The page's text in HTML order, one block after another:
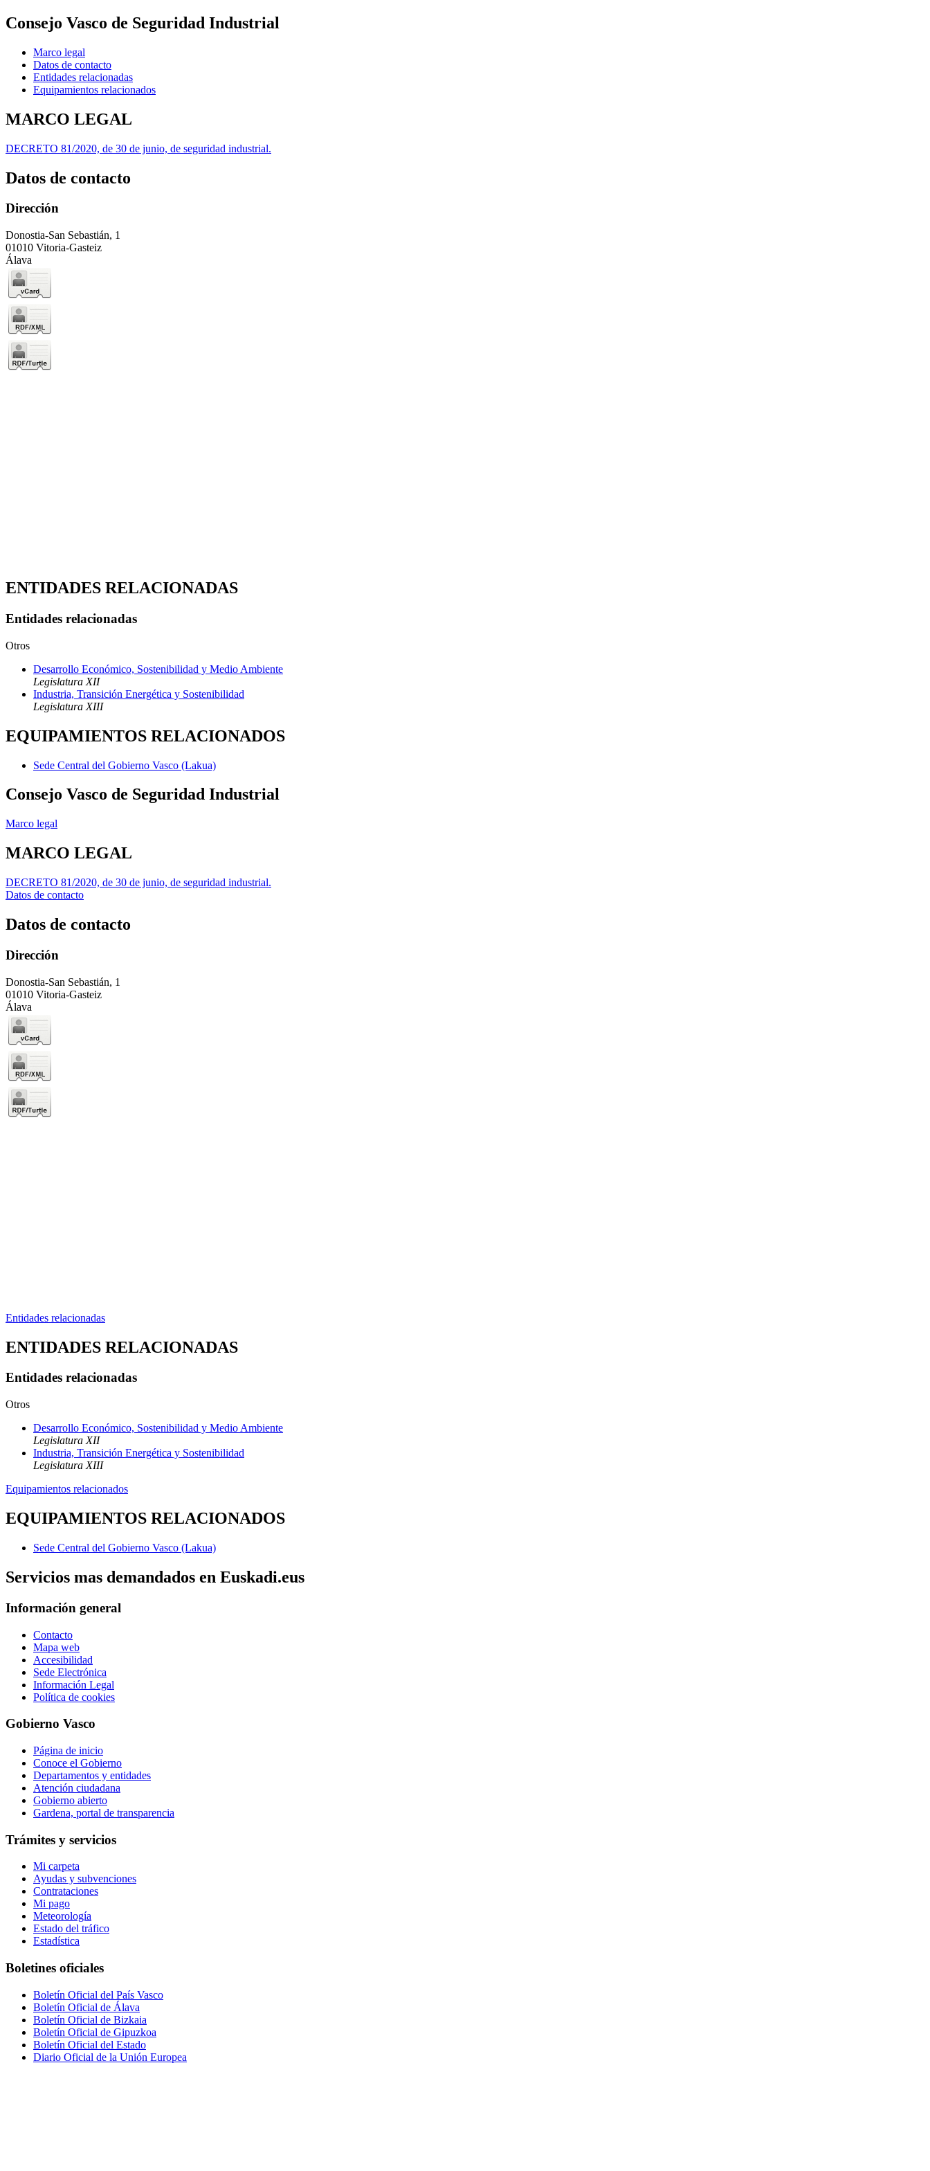
Consejo Vasco de Seguridad Industrial
Marco legal
Datos de contacto
Entidades relacionadas
Equipamientos relacionados
MARCO LEGAL
DECRETO 81/2020, de 30 de junio, de seguridad industrial.
Datos de contacto
Dirección
Donostia-San Sebastián, 1
01010 Vitoria-Gasteiz
Álava
ENTIDADES RELACIONADAS
Entidades relacionadas
Otros
Desarrollo Económico, Sostenibilidad y Medio Ambiente
Legislatura XII
Industria, Transición Energética y Sostenibilidad
Legislatura XIII
EQUIPAMIENTOS RELACIONADOS
Sede Central del Gobierno Vasco (Lakua)
Consejo Vasco de Seguridad Industrial
Marco legal
MARCO LEGAL
DECRETO 81/2020, de 30 de junio, de seguridad industrial.
Datos de contacto
Datos de contacto
Dirección
Donostia-San Sebastián, 1
01010 Vitoria-Gasteiz
Álava
Entidades relacionadas
ENTIDADES RELACIONADAS
Entidades relacionadas
Otros
Desarrollo Económico, Sostenibilidad y Medio Ambiente
Legislatura XII
Industria, Transición Energética y Sostenibilidad
Legislatura XIII
Equipamientos relacionados
EQUIPAMIENTOS RELACIONADOS
Sede Central del Gobierno Vasco (Lakua)
Servicios mas demandados en Euskadi.eus
Información general
Contacto
Mapa web
Accesibilidad
Sede Electrónica
Información Legal
Política de cookies
Gobierno Vasco
Página de inicio
Conoce el Gobierno
Departamentos y entidades
Atención ciudadana
Gobierno abierto
Gardena, portal de transparencia
Trámites y servicios
Mi carpeta
Ayudas y subvenciones
Contrataciones
Mi pago
Meteorología
Estado del tráfico
Estadística
Boletines oficiales
Boletín Oficial del País Vasco
Boletín Oficial de Álava
Boletín Oficial de Bizkaia
Boletín Oficial de Gipuzkoa
Boletín Oficial del Estado
Diario Oficial de la Unión Europea